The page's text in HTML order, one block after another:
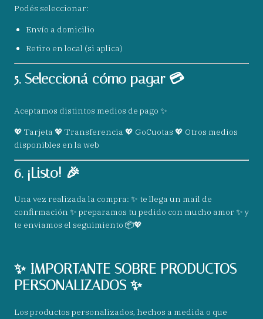
Podés seleccionar:
Envío a domicilio
Retiro en local (si aplica)
5. Seleccioná cómo pagar 💳
Aceptamos distintos medios de pago ✨
💖 Tarjeta 💖 Transferencia 💖 GoCuotas 💖 Otros medios
disponibles en la web
6. ¡Listo! 🎉
Una vez realizada la compra: ✨ te llega un mail de
confirmación ✨ preparamos tu pedido con mucho amor ✨ y
te enviamos el seguimiento 📦💖
✨ IMPORTANTE SOBRE PRODUCTOS
PERSONALIZADOS ✨
Los productos personalizados, hechos a medida o que